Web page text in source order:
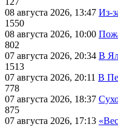
08 августа 2026, 13:47 Из-
1550
08 августа 2026, 10:00
802
07 августа 2026, 20:34 В
1513
07 августа 2026, 20:11 В
778
07 августа 2026, 18:37
875
07 августа 2026, 17:13